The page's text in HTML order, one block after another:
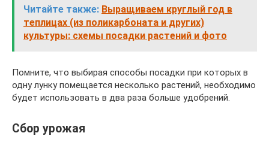
Читайте также: Выращиваем круглый год в
теплицах (из поликарбоната и других)
культуры: схемы посадки растений и фото
Помните, что выбирая способы посадки при которых в
одну лунку помещается несколько растений, необходимо
будет использовать в два раза больше удобрений.
Сбор урожая